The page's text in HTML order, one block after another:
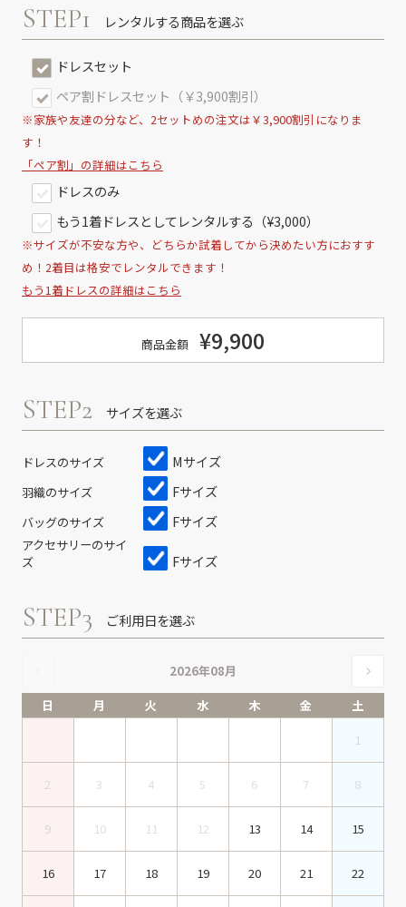
STEP1 レンタルする商品を選ぶ
ドレスセット
ペア割ドレスセット（￥3,900割引）
※家族や友達の分など、2セットめの注文は￥3,900割引になりま
す！
「ペア割」の詳細はこちら
ドレスのみ
もう1着ドレスとしてレンタルする（¥3,000）
※サイズが不安な方や、どちらか試着してから決めたい方におすす
め！2着目は格安でレンタルできます！
もう1着ドレスの詳細はこちら
商品金額 ¥9,900
STEP2 サイズを選ぶ
ドレスのサイズ Mサイズ
羽織のサイズ Fサイズ
バッグのサイズ Fサイズ
アクセサリーのサイ
ズ
Fサイズ
STEP3 ご利用日を選ぶ
2026年08月
日
月 火 水 木 金
土
1
2 3 4 5 6 7 8
9 10 11 12 13 14 15
16 17 18 19 20 21 22